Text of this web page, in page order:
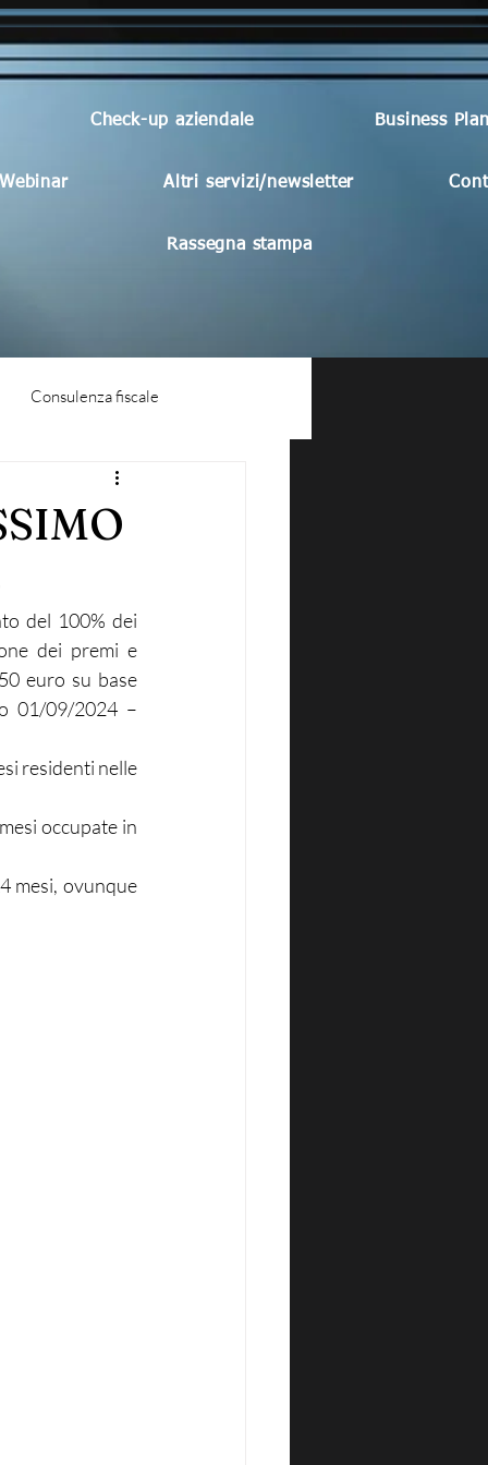
Check-up aziendale Business
Webinar Altri servizi/newsletter
Rassegna stampa
Consulenza fiscale
del 100% dei
dei premi e
euro su base
01/09/2024 –
residenti nelle
occupate in
mesi, ovunque